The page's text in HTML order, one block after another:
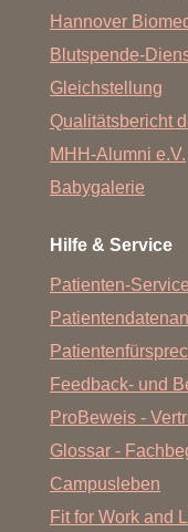
Hannover
Blutspende-
Gleichstellung
Qualitätsbericht
MHH-Alumni e.V.
Babygalerie
Hilfe & Service
Patienten-
Feedback- und
ProBeweis -
Glossar -
Campusleben
Fit for Work and